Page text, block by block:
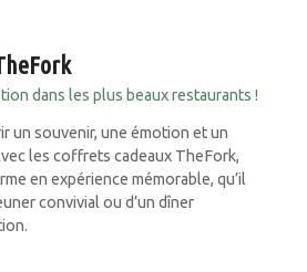
dans les plus beaux restaurants !
un souvenir, une émotion et un
les coffrets cadeaux TheFork,
en expérience mémorable, qu’il
convivial ou d’un dîner